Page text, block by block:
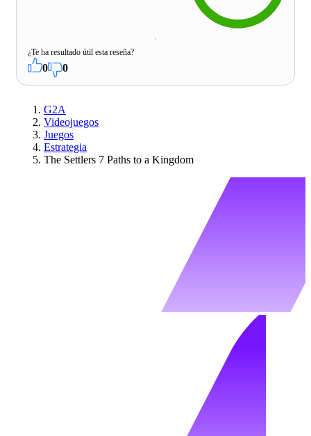
¿Te ha resultado útil esta reseña?
0 0
G2A
Videojuegos
Juegos
Estrategia
The Settlers 7 Paths to a Kingdom